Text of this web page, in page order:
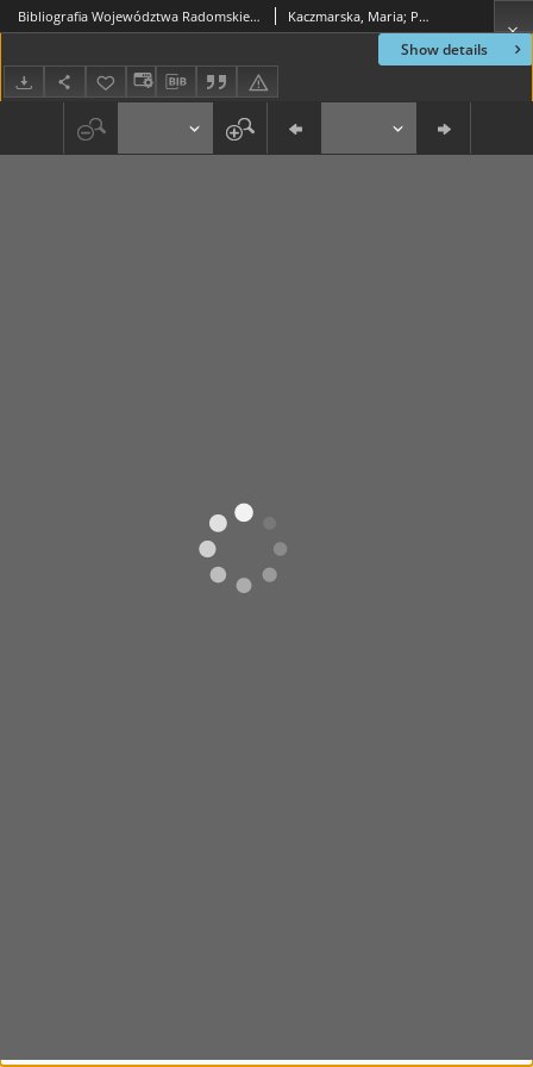
Show details
Bibliografia Województwa Radomskiego 1996 Kaczmarska, Maria; Prawda, Dorota; Michalska, Ilona